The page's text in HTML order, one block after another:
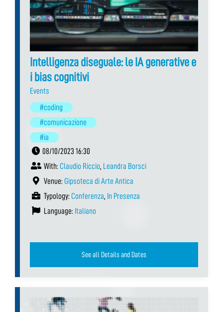
Intelligenza diseguale: le IA generative e
i bias cognitivi
Events
#coding
#comunicazione
#ia
08/10/2023 16:30
With: Claudio Riccio, Leandra Borsci
Venue: Gipsoteca di Arte Antica
Typology: Conferenza, In Presenza
Language: Italiano
See all Details and Dates